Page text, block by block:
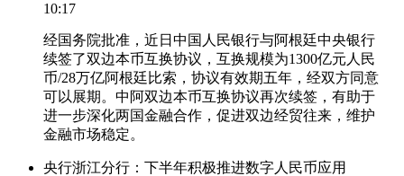
10:17
经国务院批准，近日中国人民银行与阿根廷中央银行
续签了双边本币互换协议，互换规模为1300亿元人民
币/28万亿阿根廷比索，协议有效期五年，经双方同意
可以展期。中阿双边本币互换协议再次续签，有助于
进一步深化两国金融合作，促进双边经贸往来，维护
金融市场稳定。
央行浙江分行：下半年积极推进数字人民币应用